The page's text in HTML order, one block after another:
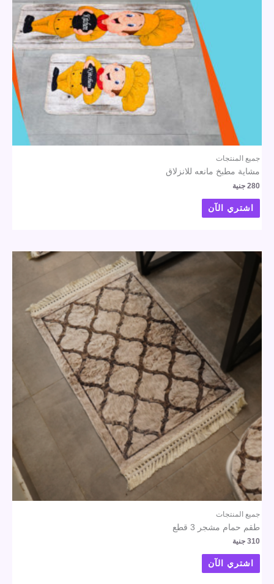
جميع المنتجات
مشاية مطبخ مانعه للانزلاق
280 جنية
اشتري الآن
جميع المنتجات
طقم حمام مشجر 3 قطع
310 جنية
اشتري الآن